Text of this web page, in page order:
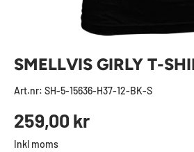
SMELLVIS GIRLY T-
Art.nr: SH-5-15636-H37-12-BK-S
Ordinarie pris
259,00 kr
Inkl moms